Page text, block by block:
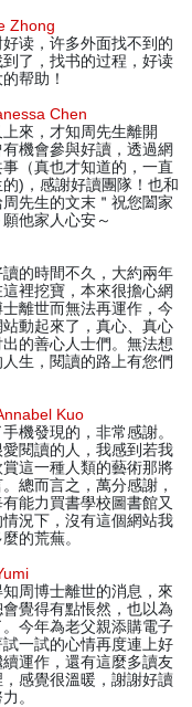
Zhong
读，许多外面找不到的
了，找书的过程，好读
帮助！
Chen
來，才知周先生離開
機會參與好讀，透過網
（真也才知道的，一直
)，感謝好讀團隊！也和
先生的文末＂祝您闔家
他家人心安～
的時間不久，大約兩年
裡挖寶，本來很擔心網
離世而無法再運作，今
動起來了，真心、真心
的善心人士們。無法想
生，閱讀的路上有您們
Kuo
手機發現的，非常感謝。
閱讀的人，我感到若我
這一種人類的藝術那將
總而言之，萬分感謝，
能力買書學校圖書館又
況下，沒有這個網站我
的荒蕪。
周博士離世的消息，來
覺得有點悵然，也以為
今年為老父親添購電子
一試的心情再度連上好
運作，還有這麼多讀友
感覺很溫暖，謝謝好讀
。